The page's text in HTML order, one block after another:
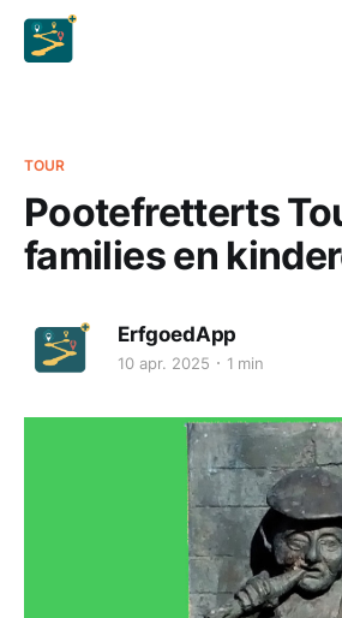
TOUR
Pootefretterts
families en
ErfgoedApp
10 apr. 2025 1 min